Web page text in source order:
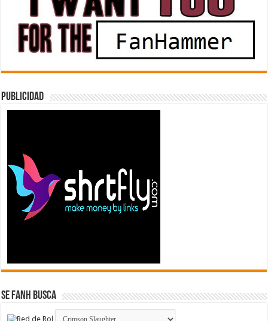
Publicidad
Se FanH Busca